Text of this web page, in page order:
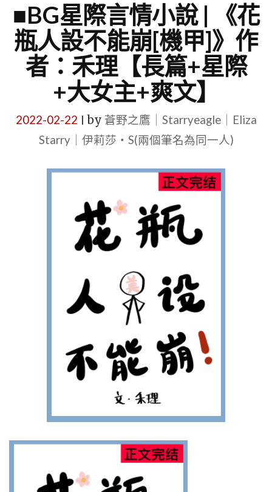
■BG星際言情小說 | 《花
瓶人設不能崩[機甲]》作
者：禾理【長篇+星際
+大女主+爽文】
2022-02-22 by 蒼野之鷹｜Starryeagle｜Eliza
Starry｜伊莉莎・S(兩個筆名為同一人)